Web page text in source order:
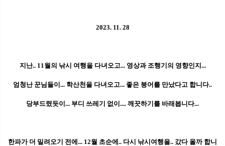
2023. 11. 28
지난.. 11월의 낚시 여행을 다녀오고... 영상과 조행기의 영향인지...
엄청난 꾼님들이... 학산천을 다녀오고... 좋은 붕어를 만났다고 합니다..
당부드렸듯이... 부디 쓰레기 없이.... 깨끗하기를 바래봅니다...
한파가 더 밀려오기 전에... 12월 초순에.. 다시 낚시여행을.. 갔다 올까 합니